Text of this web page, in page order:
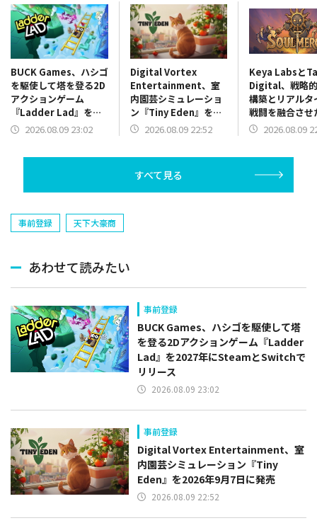
BUCK Games、ハシゴ
を駆使して塔を登る2D
アクションゲーム
『Ladder Lad』を
2027年にSteamと
2026.08.09 23:02
Digital Vortex
Entertainment、室
内園芸シミュレーショ
ン『Tiny Eden』を
2026年9月7日に発売
2026.08.09 22:52
Keya Labsと
Digital、戦略
構築とリアルタ
戦闘を融合させ
ションローグラ
2026.08.09
すべて見る
事前登録 天下大豪商
あわせて読みたい
事前登録
BUCK Games、ハシゴを駆使して塔
を登る2Dアクションゲーム『Ladder
Lad』を2027年にSteamとSwitchで
リリース
2026.08.09 23:02
事前登録
Digital Vortex Entertainment、室
内園芸シミュレーション『Tiny
Eden』を2026年9月7日に発売
2026.08.09 22:52